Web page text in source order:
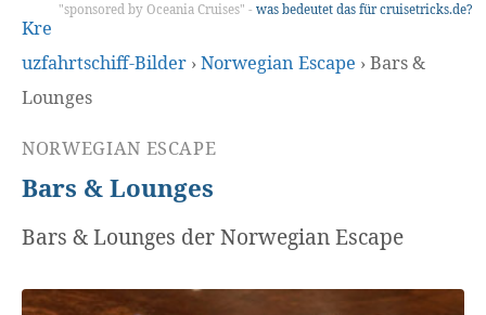
"sponsored by Oceania Cruises" - was bedeutet das für cruisetricks.de?
Kre
uzfahrtschiff-Bilder ›Norwegian Escape ›Bars &
Lounges
NORWEGIAN ESCAPE
Bars & Lounges
Bars & Lounges der Norwegian Escape